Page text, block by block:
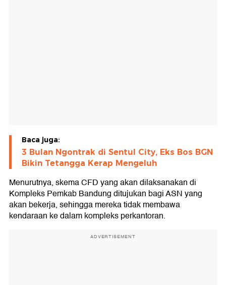
Baca juga:
3 Bulan Ngontrak di Sentul City, Eks Bos BGN
Bikin Tetangga Kerap Mengeluh
Menurutnya, skema CFD yang akan dilaksanakan di
Kompleks Pemkab Bandung ditujukan bagi ASN yang
akan bekerja, sehingga mereka tidak membawa
kendaraan ke dalam kompleks perkantoran.
ADVERTISEMENT